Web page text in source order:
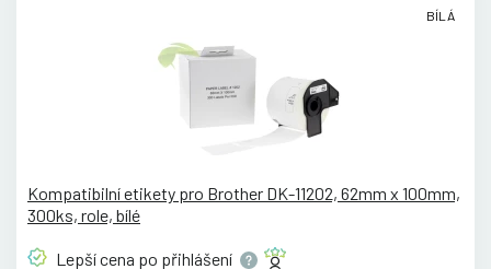
BÍLÁ
Kompatibilní etikety pro Brother DK-11202, 62mm x 100mm,
300ks, role, bílé
Lepší cena po přihlášení